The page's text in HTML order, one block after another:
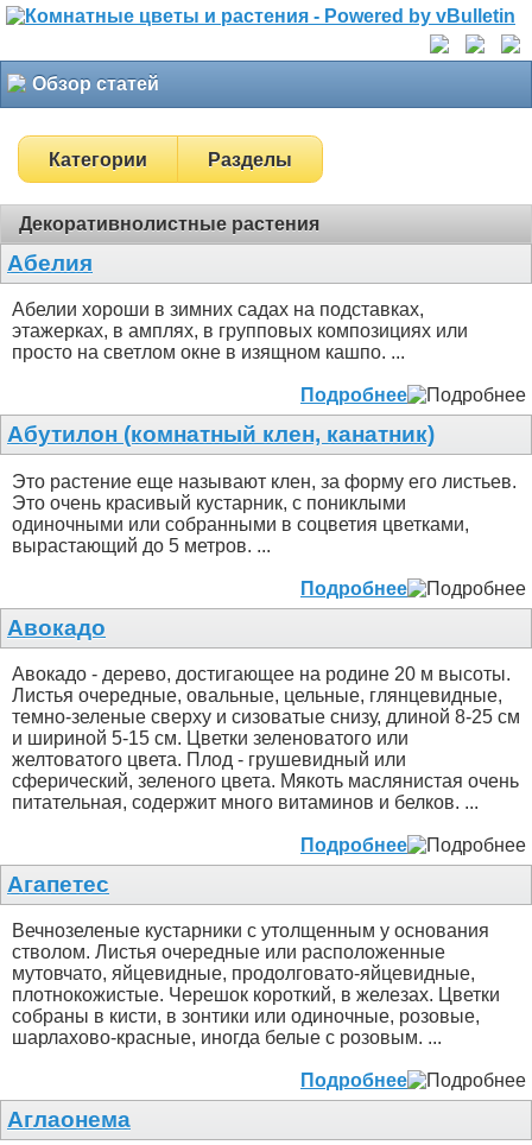
Обзор статей
Категории Разделы
Декоративнолистные растения
Абелия
Абелии хороши в зимних садах на подставках,
этажерках, в амплях, в групповых композициях или
просто на светлом окне в изящном кашпо. ...
Подробнее
Абутилон (комнатный клен, канатник)
Это растение еще называют клен, за форму его листьев.
Это очень красивый кустарник, с пониклыми
одиночными или собранными в соцветия цветками,
вырастающий до 5 метров. ...
Подробнее
Авокадо
Авокадо - дерево, достигающее на родине 20 м высоты.
Листья очередные, овальные, цельные, глянцевидные,
темно-зеленые сверху и сизоватые снизу, длиной 8-25 см
и шириной 5-15 см. Цветки зеленоватого или
желтоватого цвета. Плод - грушевидный или
сферический, зеленого цвета. Мякоть маслянистая очень
питательная, содержит много витаминов и белков. ...
Подробнее
Агапетес
Вечнозеленые кустарники с утолщенным у основания
стволом. Листья очередные или расположенные
мутовчато, яйцевидные, продолговато-яйцевидные,
плотнокожистые. Черешок короткий, в железах. Цветки
собраны в кисти, в зонтики или одиночные, розовые,
шарлахово-красные, иногда белые с розовым. ...
Подробнее
Аглаонема